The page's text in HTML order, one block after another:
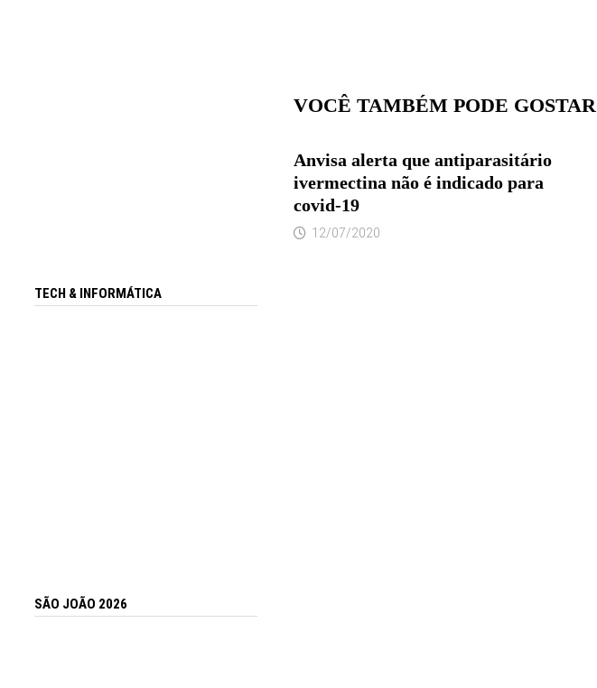
VOCÊ TAMBÉM PODE GOSTAR
Anvisa alerta que antiparasitário
ivermectina não é indicado para
covid-19
12/07/2020
TECH & INFORMÁTICA
SÃO JOÃO 2026